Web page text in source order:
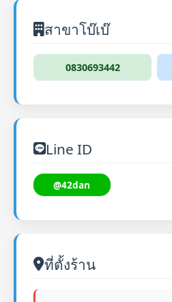
สาขาโบ๊เบ๊
0830693442
Line ID
@42dan
ที่ตั้งร้าน